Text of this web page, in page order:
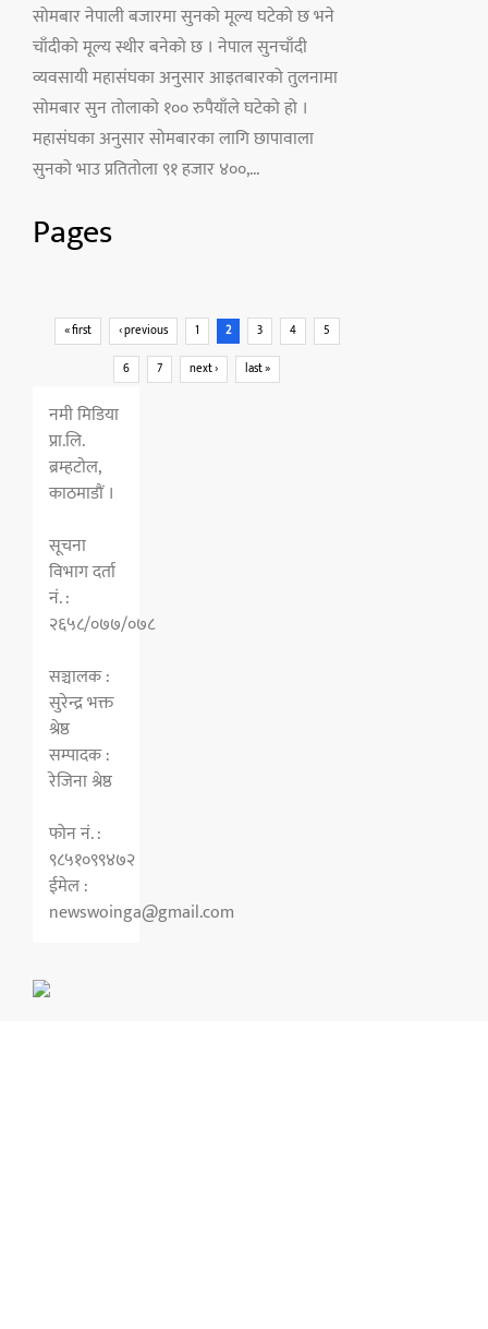
सोमबार नेपाली बजारमा सुनको मूल्य घटेको छ भने
चाँदीको मूल्य स्थीर बनेको छ । नेपाल सुनचाँदी
व्यवसायी महासंघका अनुसार आइतबारको तुलनामा
सोमबार सुन तोलाको १०० रुपैयाँले घटेको हो ।
महासंघका अनुसार सोमबारका लागि छापावाला
सुनको भाउ प्रतितोला ९१ हजार ४००,...
Pages
« first ‹ previous 1 2 3 4
5
6
7 next › last »
नमी मिडिया
प्रा.लि.
ब्रम्हटाेल,
काठमाडाैं ।
सूचना
विभाग दर्ता
नं. :
२६५८/०७७/०७८
सञ्चालक :
सुरेन्द्र भक्त
श्रेष्ठ
सम्पादक :
रेजिना श्रेष्ठ
फोन नं. :
९८५१०९९४७२
ईमेल :
newswoinga@gmail.com